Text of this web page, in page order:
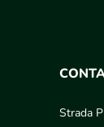
Strada